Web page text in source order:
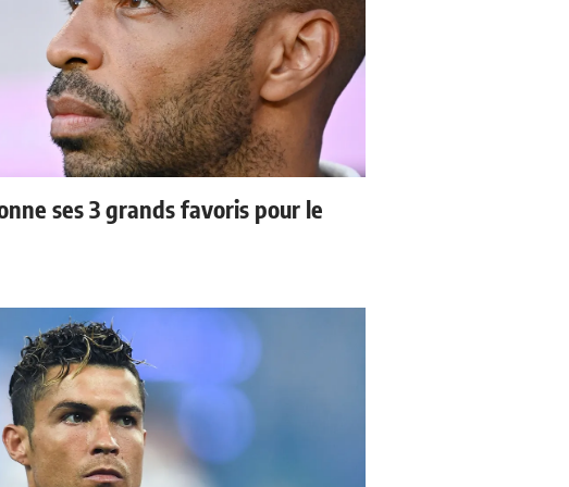
ses 3 grands favoris pour le